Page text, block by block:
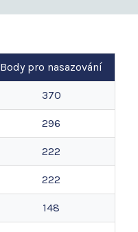
Body pro nasazování
370
296
222
222
148